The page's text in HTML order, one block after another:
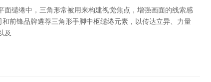
缱绻中，三角形常被用来构建视觉焦点，增强画面的线索感
前锋品牌遴荐三角形手脚中枢缱绻元素，以传达立异、力量
及